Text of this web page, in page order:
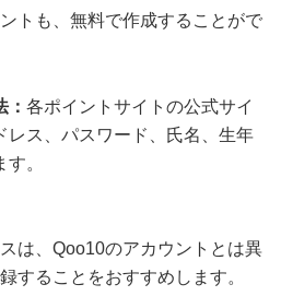
トも、無料で作成することがで
各ポイントサイトの公式サイ
レス、パスワード、氏名、生年
。
は、Qoo10のアカウントとは異
することをおすすめします。